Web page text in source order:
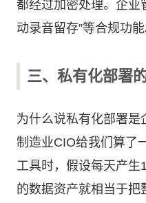
都经过加密处理。企业
动录音留存”等合规功能
三、私有化部署
为什么说私有化部署是
制造业CIO给我们算了
工具时，假设每天产生
的数据资产就相当于